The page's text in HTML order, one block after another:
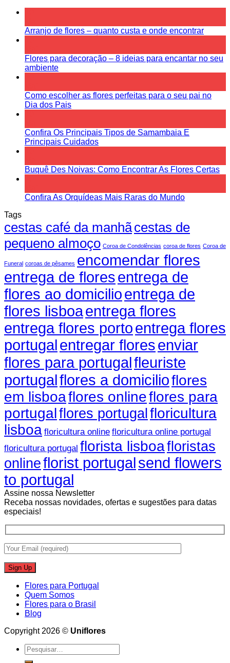
Arranjo de flores – quanto custa e onde encontrar
Flores para decoração – 8 ideias para encantar no seu
ambiente
Como escolher as flores perfeitas para o seu pai no
Dia dos Pais
Confira Os Principais Tipos de Samambaia E
Principais Cuidados
Buquê Des Noivas: Como Encontrar As Flores Certas
Confira As Orquídeas Mais Raras do Mundo
Tags
cestas café da manhãcestas de
pequeno almoço Coroa de Condolências coroa de flores Coroa de
Funeral coroas de pêsames encomendar flores
entrega de floresentrega de
flores ao domicilioentrega de
flores lisboaentrega flores
entrega flores portoentrega flores
portugalentregar floresenviar
flores para portugalfleuriste
portugalflores a domicilioflores
em lisboaflores onlineflores para
portugalflores portugal floricultura
lisboa floricultura online floricultura online portugal
floricultura portugal florista lisboafloristas
onlineflorist portugalsend flowers
to portugal
Assine nossa Newsletter
Receba nossas novidades, ofertas e sugestões para datas
especiais!
Flores para Portugal
Quem Somos
Flores para o Brasil
Blog
Copyright 2026 © Uniflores
Pesquisar
por: